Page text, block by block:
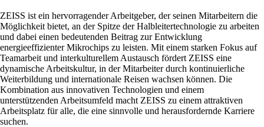
ZEISS ist ein hervorragender Arbeitgeber, der seinen Mitarbeitern die
Möglichkeit bietet, an der Spitze der Halbleitertechnologie zu arbeiten
und dabei einen bedeutenden Beitrag zur Entwicklung
energieeffizienter Mikrochips zu leisten. Mit einem starken Fokus auf
Teamarbeit und interkulturellem Austausch fördert ZEISS eine
dynamische Arbeitskultur, in der Mitarbeiter durch kontinuierliche
Weiterbildung und internationale Reisen wachsen können. Die
Kombination aus innovativen Technologien und einem
unterstützenden Arbeitsumfeld macht ZEISS zu einem attraktiven
Arbeitsplatz für alle, die eine sinnvolle und herausfordernde Karriere
suchen.